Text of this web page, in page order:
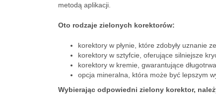
metodą aplikacji.
Oto rodzaje zielonych korektorów:
korektory w płynie, które zdobyły uznanie
korektory w sztyfcie, oferujące silniejsze
korektory w kremie, gwarantujące
opcja mineralna, która może być lepszym
Wybierając odpowiedni zielony korektor,